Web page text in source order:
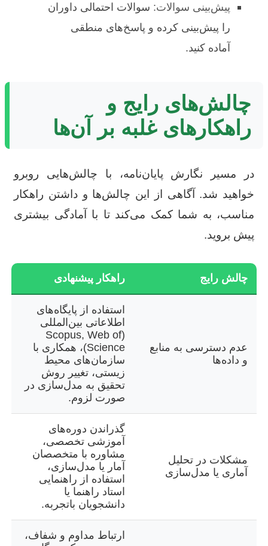
پیش‌بینی سوالات:سوالات احتمالی داوران
را پیش‌بینی کرده و پاسخ‌های منطقی
آماده کنید.
چالش‌های رایج و
راهکارهای غلبه بر آن‌ها
در مسیر نگارش پایان‌نامه، با چالش‌هایی روبرو
خواهید شد. آگاهی از این چالش‌ها و داشتن راهکار
مناسب، به شما کمک می‌کند تا با آمادگی بیشتری
پیش بروید.
چالش رایج راهکار پیشنهادی
عدم دسترسی به منابع
و داده‌ها
استفاده از پایگاه‌های
اطلاعاتی بین‌المللی
(Scopus, Web of
Science)، همکاری با
سازمان‌های محیط
زیستی، تغییر روش
تحقیق به مدل‌سازی در
صورت لزوم.
مشکلات در تحلیل
آماری یا مدل‌سازی
گذراندن دوره‌های
آموزشی تخصصی،
مشاوره با متخصصان
آمار یا مدل‌سازی،
استفاده از راهنمایی
استاد راهنما یا
دانشجویان باتجربه.
ارتباط مداوم و شفاف،